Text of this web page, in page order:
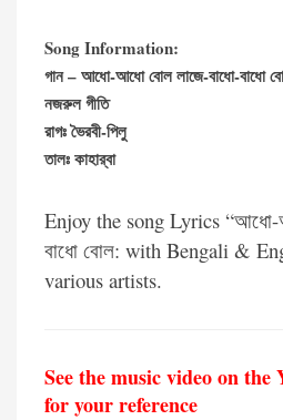
Song Information:
গান – আধো-আধো বোল লাজে-বাধো-বাধো
নজরুল গীতি
রাগঃ ভৈরবী-পিলু
তালঃ কাহার্‌বা
Enjoy the song Lyrics “আধো-
বাধো বোল: with Bengali &
various artists.
See the music video on the
for your reference